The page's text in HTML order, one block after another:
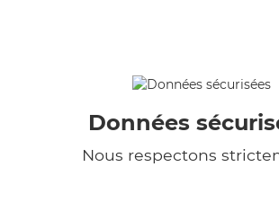
Données
Nous respectons